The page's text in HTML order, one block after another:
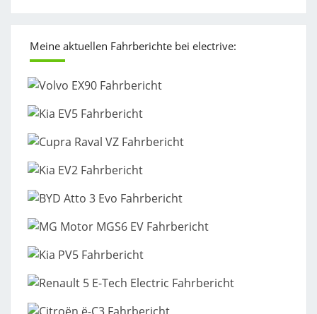
Meine aktuellen Fahrberichte bei electrive: